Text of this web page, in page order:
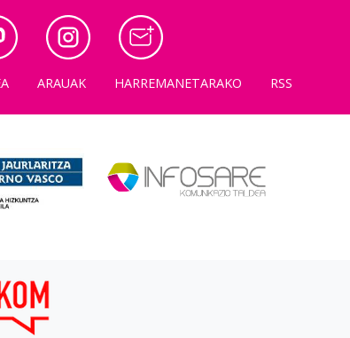
ARAUAK HARREMANETARAKO RSS